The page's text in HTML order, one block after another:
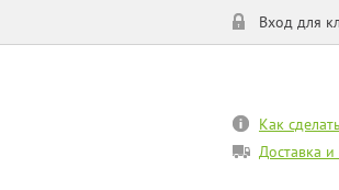
Вход для
Как
Доставка и